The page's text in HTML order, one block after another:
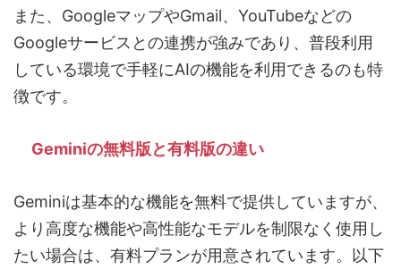
また、GoogleマップやGmail、YouTubeなどの
Googleサービスとの連携が強みであり、普段利用
している環境で手軽にAIの機能を利用できるのも特
徴です。
Geminiの無料版と有料版の違い
Geminiは基本的な機能を無料で提供していますが、
より高度な機能や高性能なモデルを制限なく使用し
たい場合は、有料プランが用意されています。以下